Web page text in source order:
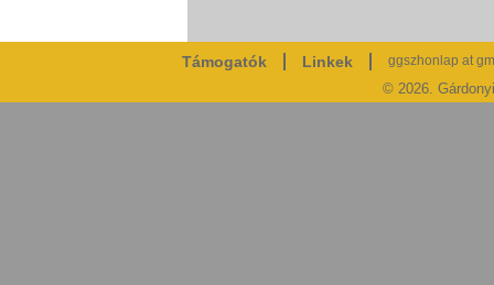
Támogatók Linkek ggszhonlap at
© 2026.